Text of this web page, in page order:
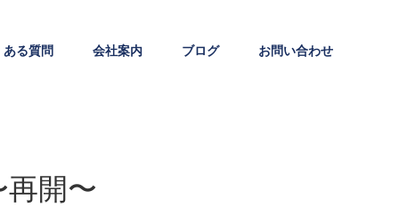
ある質問 会社案内 ブログ お問い合わせ
開〜